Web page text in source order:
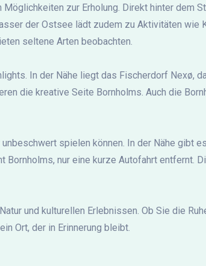
zur Erholung. Direkt hinter dem
der Ostsee lädt zudem zu Aktivitäten wie
seltene Arten beobachten.
In der Nähe liegt das Fischerdorf Nexø,
die kreative Seite Bornholms. Auch die
spielen können. In der Nähe gibt
nur eine kurze Autofahrt entfernt.
und kulturellen Erlebnissen. Ob Sie die
Ort, der in Erinnerung bleibt.